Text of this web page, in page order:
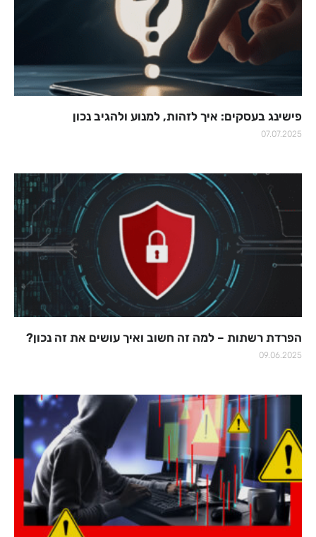
פישינג בעסקים: איך לזהות, למנוע ולהגיב נכון
07.07.2025
הפרדת רשתות – למה זה חשוב ואיך עושים את זה נכון?
09.06.2025